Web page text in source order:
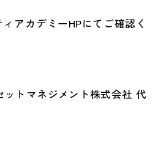
アカデミーHPにてご確認く
ットマネジメント株式会社 代